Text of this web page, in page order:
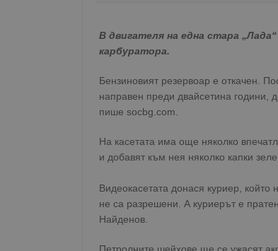
В двигателя на една стара
карбуратора.
Бензиновият резервоар е откачен.
направен преди двайсетина години,
пише socbg.com.
На касетата има още няколко
и добавят към нея няколко капки
Видеокасетата донася куриер, който
не са разрешени. А куриерът е
Найденов.